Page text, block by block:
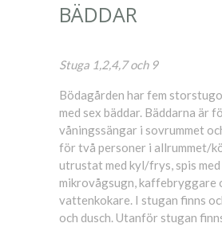
BÄDDAR
Stuga 1,2,4,7 och 9
Bödagården har fem
med sex bäddar. Bäddarna är
våningssängar i sovrummet
för två personer i allrummet/
utrustat med kyl/frys, spis med
mikrovågsugn, kaffebryggare
vattenkokare. I stugan finns
och dusch. Utanför stugan